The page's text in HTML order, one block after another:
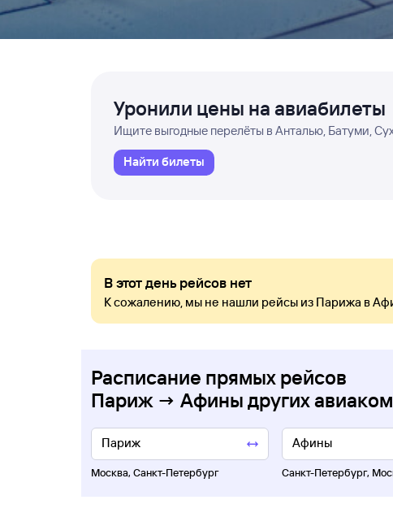
Уронили цены на авиабилеты
Ищите выгодные перелёты в Анталью, Батуми,
Найти билеты
В этот день рейсов нет
К сожалению, мы не нашли рейсы из Парижа в
Расписание прямых рейсов
Париж → Афины других
Москва, Санкт-Петербург Санкт-Петербург,